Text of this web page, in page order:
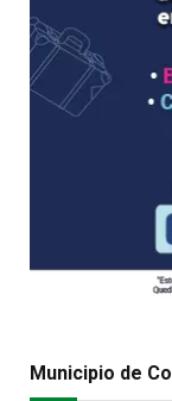
Municipio de